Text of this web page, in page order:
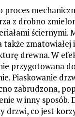
proces
z drobno
ściernymi.
drewna. W
przygotowana
Piaskowanie
zabrudzona,
w inny sposób.
drzwi, co jest